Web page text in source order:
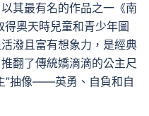
其最有名的作品之一《南
奧天時兒童和青少年圖
潑且富有想象力，是經典
翻了傳統嬌滴滴的公主尺
”抽像——英勇、自負和自